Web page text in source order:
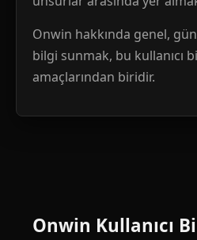
Onwin hakkında genel,
bilgi sunmak, bu kullanıcı
amaçlarından biridir.
Onwin Kullanıcı